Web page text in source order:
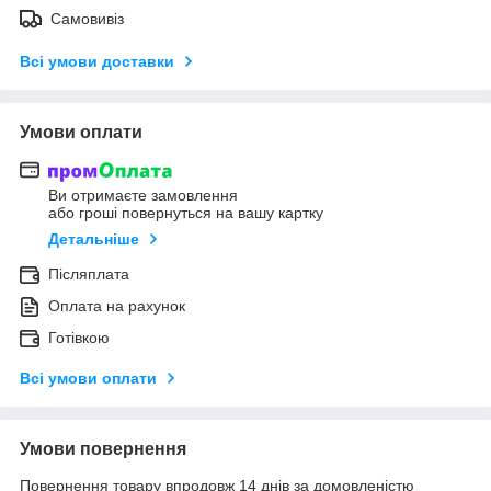
Самовивіз
Всі умови доставки
Умови оплати
Ви отримаєте замовлення
або гроші повернуться на вашу картку
Детальніше
Післяплата
Оплата на рахунок
Готівкою
Всі умови оплати
Умови повернення
Повернення товару впродовж 14 днів за домовленістю